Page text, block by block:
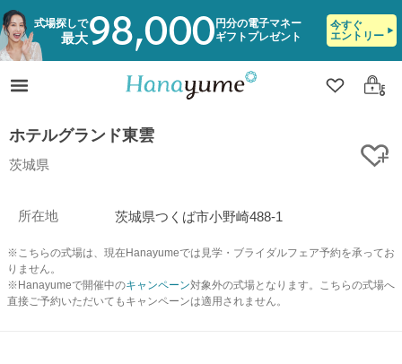
式場探しで
最大98,000 円分の電子マネー
ギフトプレゼント
今すぐ
エントリー
クリップ
ログ
ホテルグランド東雲
茨城県
所在地 茨城県つくば市小野崎488-1
※こちらの式場は、現在Hanayumeでは見学・ブライダルフェア予約を承ってお
りません。
※Hanayumeで開催中のキャンペーン対象外の式場となります。こちらの式場へ
直接ご予約いただいてもキャンペーンは適用されません。